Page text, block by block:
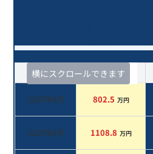
横にスクロールできます
査定時期 セルカ実績
2025年8月 802.5 万円
2025年8月 1108.8 万円